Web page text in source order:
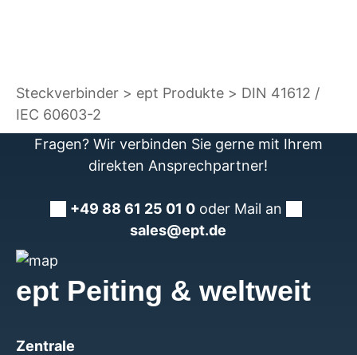
Steckverbinder ept Produkte
DIN 41612 /
IEC 60603-2
Fragen? Wir verbinden Sie gerne mit Ihrem
direkten Ansprechpartner!
+49 88 61 25 01 0 oder Mail an
sales@ept.de
ept Peiting & weltweit
Zentrale